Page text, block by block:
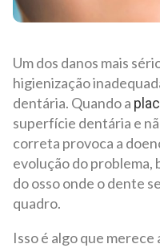
Um dos danos mais
higienização
dentária. Quando a
superfície dentária e
correta provoca a
evolução do problema,
do osso onde o dente
quadro.
Isso é algo que